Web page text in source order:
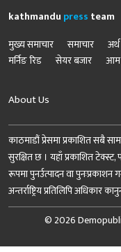
kathmandu press team
मुख्य समाचार
समाचार अर्थ
मर्निङ रिड
सेयर बजार आम
About Us
काठमाडौं प्रेसमा प्रकाशित सबै
सुरक्षित छ । यहाँ प्रकाशित
रूपमा पुनर्उत्पादन वा पुनःप्रकाशन
अन्तर्राष्ट्रिय प्रतिलिपि अधिकार
© 2026